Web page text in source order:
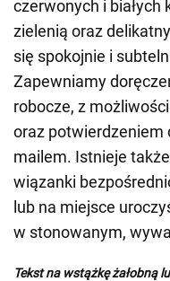
czerwonych i białych
zielenią oraz
się spokojnie i
Zapewniamy
robocze, z
oraz potwierdzeniem
mailem. Istnieje
wiązanki
lub na miejsce
w stonowanym,
Tekst na wstążkę żałobną